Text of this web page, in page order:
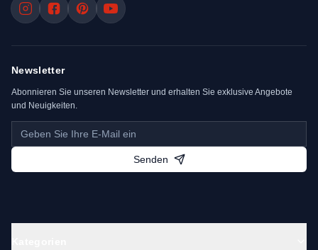
Newsletter
Abonnieren Sie unseren Newsletter und erhalten Sie exklusive Angebote
und Neuigkeiten.
Senden